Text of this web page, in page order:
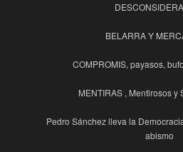
BELARRA Y
COMPROMIS, payasos,
MENTIRAS , Mentirosos y
Pedro Sánchez lleva la
abismo